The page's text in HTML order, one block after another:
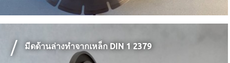
มีดด้านล่างทำจากเหล็ก DIN 1 2379